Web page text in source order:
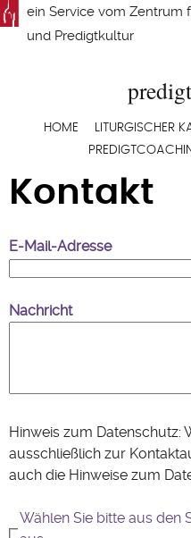
Direkt
zum
ein Service vom Zentrum
und Predigtkultur
HOME LITURGISCHER
Kontakt
E-Mail-Adresse
Nachricht
Hinweis zum Datenschutz:
ausschließlich zur
auch die Hinweise zum
Wählen Sie bitte aus